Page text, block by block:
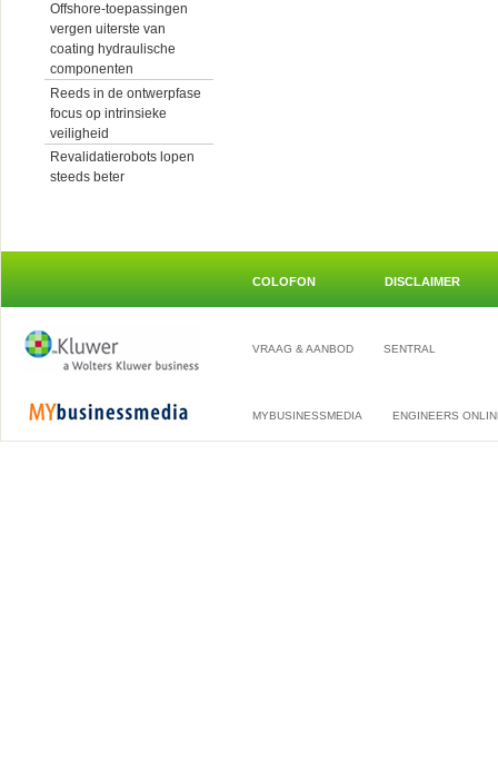
Offshore-toepassingen
vergen uiterste van
coating hydraulische
componenten
Reeds in de ontwerpfase
focus op intrinsieke
veiligheid
Revalidatierobots lopen
steeds beter
COLOFON DISCLAIMER
VRAAG & AANBOD SENTRAL
MYBUSINESSMEDIA ENGINEERS